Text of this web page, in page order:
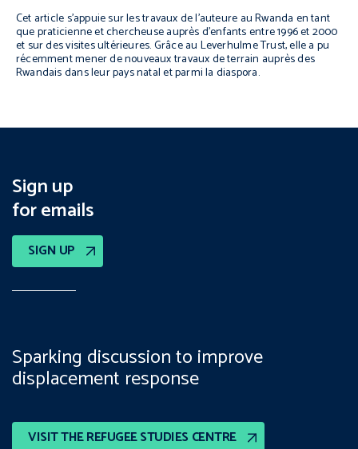
Cet article s’appuie sur les travaux de l’auteure au Rwanda en tant
que praticienne et chercheuse auprès d’enfants entre 1996 et 2000
et sur des visites ultérieures. Grâce au Leverhulme Trust, elle a pu
récemment mener de nouveaux travaux de terrain auprès des
Rwandais dans leur pays natal et parmi la diaspora.
Sign up
for emails
SIGN UP
VISIT THE REFUGEE STUDIES CENTRE
Sparking discussion to improve
displacement response